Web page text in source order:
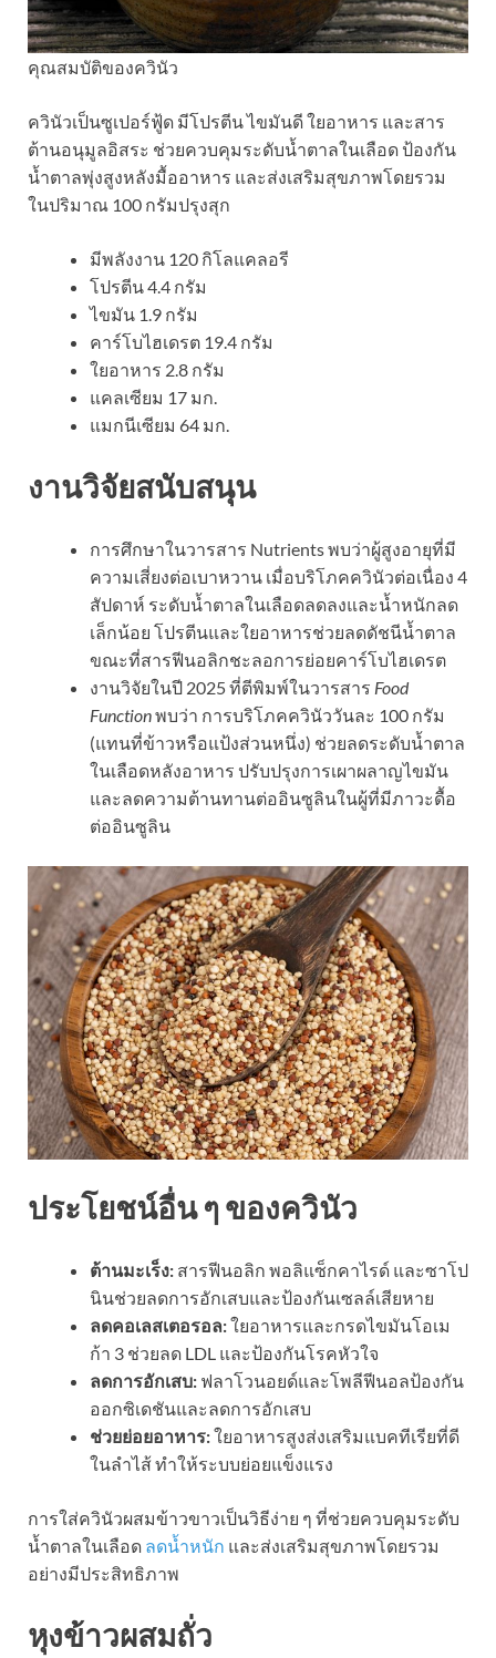
คุณสมบัติของควินัว
ควินัวเป็นซูเปอร์ฟู้ด มีโปรตีน ไขมันดี ใยอาหาร และสาร
ต้านอนุมูลอิสระ ช่วยควบคุมระดับน้ำตาลในเลือด ป้องกัน
น้ำตาลพุ่งสูงหลังมื้ออาหาร และส่งเสริมสุขภาพโดยรวม
ในปริมาณ 100 กรัมปรุงสุก
มีพลังงาน 120 กิโลแคลอรี
โปรตีน 4.4 กรัม
ไขมัน 1.9 กรัม
คาร์โบไฮเดรต 19.4 กรัม
ใยอาหาร 2.8 กรัม
แคลเซียม 17 มก.
แมกนีเซียม 64 มก.
งานวิจัยสนับสนุน
การศึกษาในวารสาร Nutrients พบว่าผู้สูงอายุที่มี
ความเสี่ยงต่อเบาหวาน เมื่อบริโภคควินัวต่อเนื่อง 4
สัปดาห์ ระดับน้ำตาลในเลือดลดลงและน้ำหนักลด
เล็กน้อย โปรตีนและใยอาหารช่วยลดดัชนีน้ำตาล
ขณะที่สารฟีนอลิกชะลอการย่อยคาร์โบไฮเดรต
งานวิจัยในปี 2025 ที่ตีพิมพ์ในวารสาร Food
Functionพบว่า การบริโภคควินัววันละ 100 กรัม
(แทนที่ข้าวหรือแป้งส่วนหนึ่ง) ช่วยลดระดับน้ำตาล
ในเลือดหลังอาหาร ปรับปรุงการเผาผลาญไขมัน
และลดความต้านทานต่ออินซูลินในผู้ที่มีภาวะดื้อ
ต่ออินซูลิน
ประโยชน์อื่น ๆ ของควินัว
ต้านมะเร็ง: สารฟีนอลิก พอลิแซ็กคาไรด์ และซาโป
นินช่วยลดการอักเสบและป้องกันเซลล์เสียหาย
ลดคอเลสเตอรอล:ใยอาหารและกรดไขมันโอเม
ก้า 3 ช่วยลด LDL และป้องกันโรคหัวใจ
ลดการอักเสบ: ฟลาโวนอยด์และโพลีฟีนอลป้องกัน
ออกซิเดชันและลดการอักเสบ
ช่วยย่อยอาหาร:ใยอาหารสูงส่งเสริมแบคทีเรียที่ดี
ในลำไส้ ทำให้ระบบย่อยแข็งแรง
การใส่ควินัวผสมข้าวขาวเป็นวิธีง่าย ๆ ที่ช่วยควบคุมระดับ
น้ำตาลในเลือด ลดน้ำหนัก และส่งเสริมสุขภาพโดยรวม
อย่างมีประสิทธิภาพ
หุงข้าวผสมถั่ว